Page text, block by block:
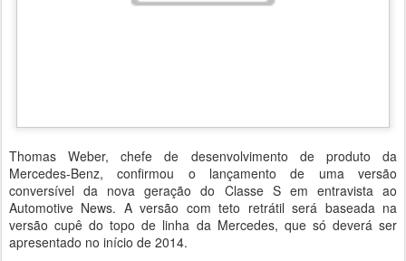
Thomas Weber, chefe de desenvolvimento de produto da
Mercedes-Benz, confirmou o lançamento de uma versão
conversível da nova geração do Classe S em entravista ao
Automotive News. A versão com teto retrátil será baseada na
versão cupê do topo de linha da Mercedes, que só deverá ser
apresentado no início de 2014.